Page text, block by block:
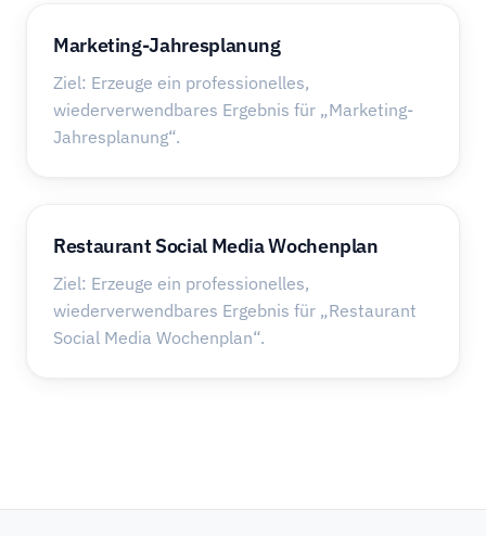
Marketing-Jahresplanung
Ziel: Erzeuge ein professionelles,
wiederverwendbares Ergebnis für „Marketing-
Jahresplanung“.
Restaurant Social Media Wochenplan
Ziel: Erzeuge ein professionelles,
wiederverwendbares Ergebnis für „Restaurant
Social Media Wochenplan“.